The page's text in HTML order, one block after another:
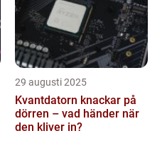
29 augusti 2025
Kvantdatorn knackar på
dörren – vad händer när
den kliver in?